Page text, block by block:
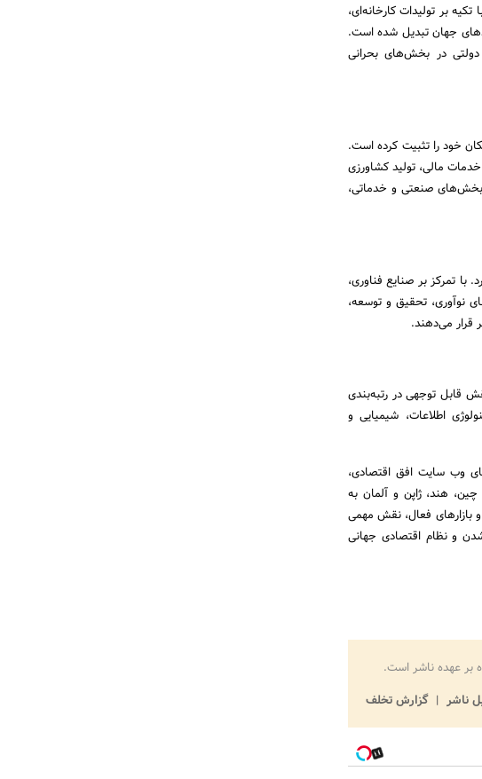
ادامه رشد خود را در سال 2023 خواهد داشت. با تکیه بر تولیدات کارخانه‌ای،
جهان تبدیل شده است.
دولتی در بخش‌های بحرانی
خود را تثبیت کرده است.
مالی، تولید کشاورزی
بخش‌های صنعتی و خدماتی،
با تمرکز بر صنایع فناوری،
نوآوری، تحقیق و توسعه،
قرار می‌دهند.
اقتصاد اروپا و چهارمین بزرگترین اقتصاد جهان، در سال 2023 نیز نقش قابل توجهی در رتبه‌بندی
اطلاعات، شیمیایی و
وب سایت افق اقتصادی،
متحده آمریکا، چین، هند، ژاپن و آلمان به
بازارهای فعال، نقش مهمی
و نظام اقتصادی جهانی
بر عهده ناشر است.
ناشر
گزارش تخلف